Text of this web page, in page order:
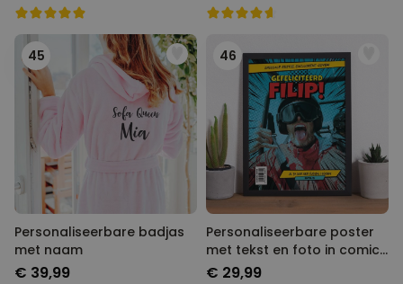
45
Personaliseerbare badjas
met naam
€ 39,99
46
Personaliseerbare poster
met tekst en foto in comic
stijl
€ 29,99